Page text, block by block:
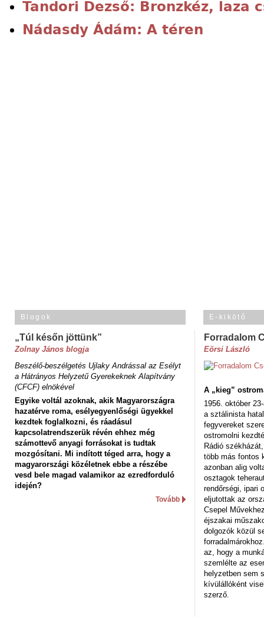
Tandori Dezső: Bronzkéz, laza
Nádasdy Ádám: A téren
Blogok
„Túl későn jöttünk”
Zolnay János blogja
Beszélő-beszélgetés Ujlaky Andrással az Esélyt
a Hátrányos Helyzetű Gyerekeknek Alapítvány
(CFCF) elnökével
Egyike voltál azoknak, akik Magyarországra
hazatérve roma, esélyegyenlőségi ügyekkel
kezdtek foglalkozni, és ráadásul
kapcsolatrendszerük révén ehhez még
számottevő anyagi forrásokat is tudtak
mozgósítani. Mi indított téged arra, hogy a
magyarországi közéletnek ebbe a részébe
vesd bele magad valamikor az ezredforduló
idején?
Tovább
E-kikötő
Forradalom
Eörsi László
A „kieg”
1956. október
a sztálinista
fegyvereket
ostromolni
Rádió
több más fontos
azonban alig
osztagok
rendőrségi, ipari
eljutottak az
Csepel
éjszakai
dolgozók közül
az, hogy a
szemlélte az
helyzetben sem
kívülállóként
szerző.